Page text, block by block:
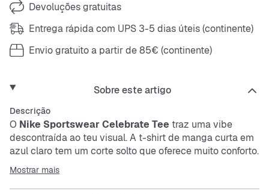
Devoluções gratuitas
Entrega rápida com UPS 3-5 dias úteis (continente)
Envio gratuito a partir de 85€ (continente)
Sobre este artigo
Descrição
O Nike Sportswear Celebrate Tee traz uma vibe
descontraída ao teu visual. A t-shirt de manga curta em
azul claro tem um corte solto que oferece muito conforto.
O estampado do logo com padrão xadrez destaca-se e
chama a atenção. Perfeito para quem procura um estilo
casual sem complicações.
Mostrar mais